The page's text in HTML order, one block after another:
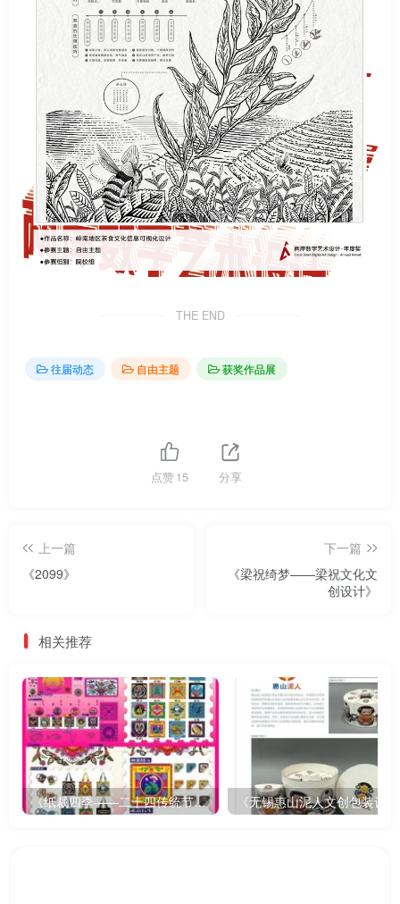
THE END
往届动态 自由主题 获奖作品展
点赞15 分享
上一篇
《2099》
下一篇
《梁祝绮梦——梁祝文化文
创设计》
相关推荐
《纸裁四季——二十四传统节气文创设计》 《无锡惠山泥人文创包装设